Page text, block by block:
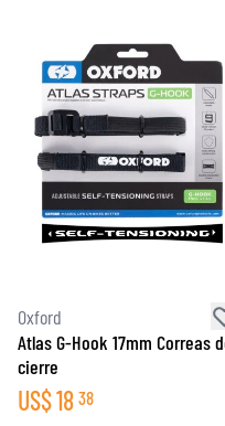
Oxford
Atlas G-Hook 17mm Correas
cierre
US$18 38